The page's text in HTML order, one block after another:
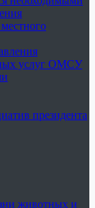
услуг ОМСУ
президента
животных и